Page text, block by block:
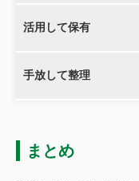
活用して保有
手放して整理
まとめ